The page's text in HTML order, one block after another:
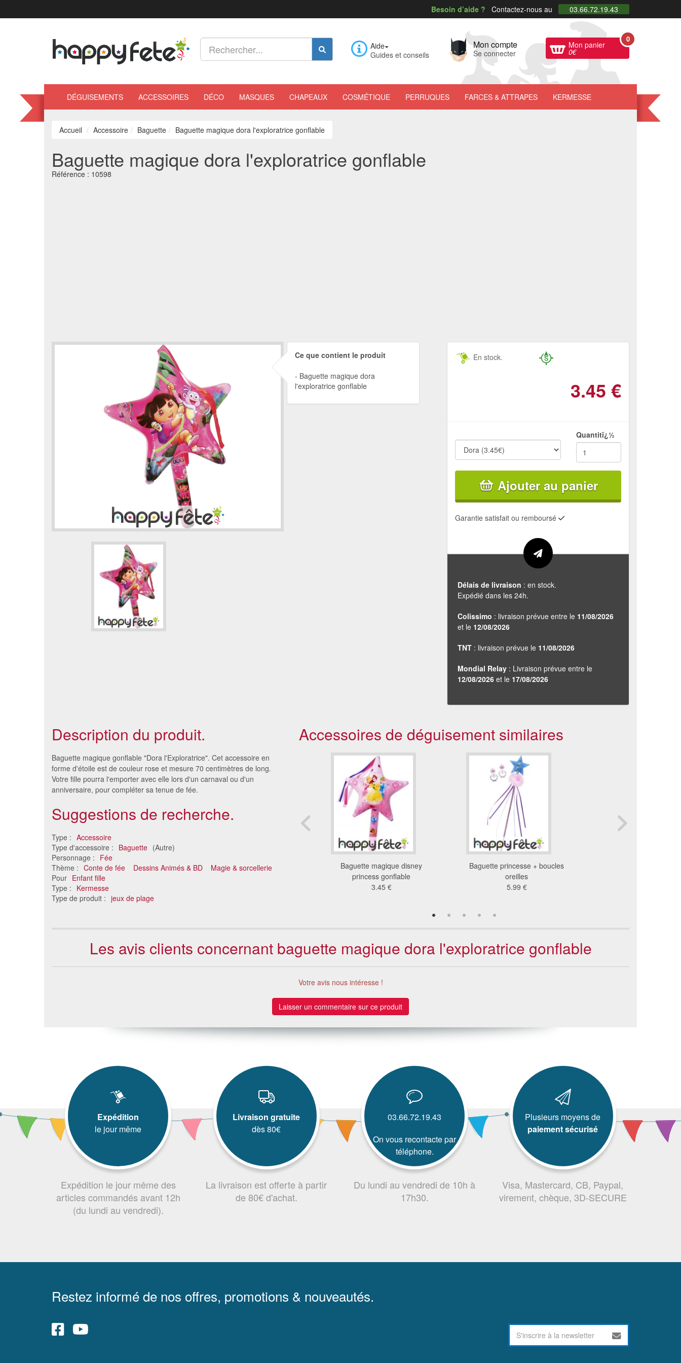
Besoin d’aide ? Contactez-nous au 03.66.72.19.43
Aide
Guides et conseils
Mon compte
Se connecter
Mon panier
0€
0
DÉGUISEMENTS ACCESSOIRES DÉCO MASQUES CHAPEAUX COSMÉTIQUE PERRUQUES FARCES & ATTRAPES KERMESSE
Accueil Accessoire Baguette Baguette magique dora l'exploratrice gonflable
Baguette magique dora l'exploratrice gonflable
Référence : 10598
Ce que contient le produit
Baguette magique dora
l'exploratrice gonflable
En stock.
3.45 €
Quantitï¿½
Ajouter au panier
Garantie satisfait ou remboursé
Délais de livraison : en stock.
Expédié dans les 24h.
Colissimo : livraison prévue entre le 11/08/2026
et le 12/08/2026
TNT : livraison prévue le 11/08/2026
Mondial Relay : Livraison prévue entre le
12/08/2026 et le 17/08/2026
Description du produit.
Baguette magique gonflable "Dora l'Exploratrice". Cet accessoire en
forme d'étoile est de couleur rose et mesure 70 centimètres de long.
Votre fille pourra l'emporter avec elle lors d'un carnaval ou d'un
anniversaire, pour compléter sa tenue de fée.
Suggestions de recherche.
Type : Accessoire
Type d'accessoire : Baguette (Autre)
Personnage : Fée
Thème : Conte de fée Dessins Animés & BD
Magie & sorcellerie
Pour Enfant fille
Type : Kermesse
Type de produit : jeux de plage
Accessoires de déguisement similaires
Baguette magique coeur
lumineux clignotant
4 €
Baguette magique lumineuse
Baguette magique disney
princess gonflable
3.45 €
Baguette princesse + boucles
oreilles
5.99 €
Les avis clients concernant baguette magique dora l'exploratrice gonflable
Votre avis nous intéresse !
Laisser un commentaire sur ce produit
Expédition
le jour même
Expédition le jour même des
articles commandés avant 12h
(du lundi au vendredi).
Livraison gratuite
dès 80€
La livraison est offerte à partir
de 80€ d'achat.
03.66.72.19.43
On vous recontacte par
téléphone.
Du lundi au vendredi de 10h à
17h30.
Plusieurs moyens de
paiement sécurisé
Visa, Mastercard, CB, Paypal,
virement, chèque, 3D-SECURE
Restez informé de nos offres, promotions & nouveautés.